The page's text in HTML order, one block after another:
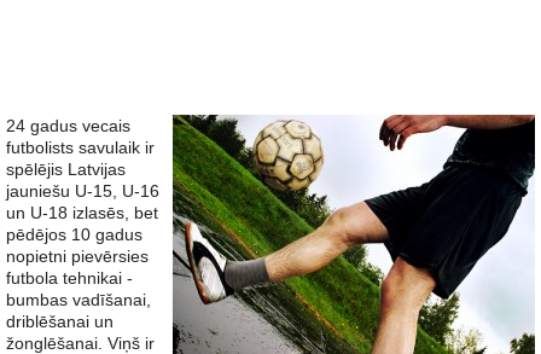
24 gadus vecais
futbolists savulaik ir
spēlējis Latvijas
jauniešu U-15, U-16
un U-18 izlasēs, bet
pēdējos 10 gadus
nopietni pievērsies
futbola tehnikai -
bumbas vadīšanai,
driblēšanai un
žonglēšanai. Viņš ir